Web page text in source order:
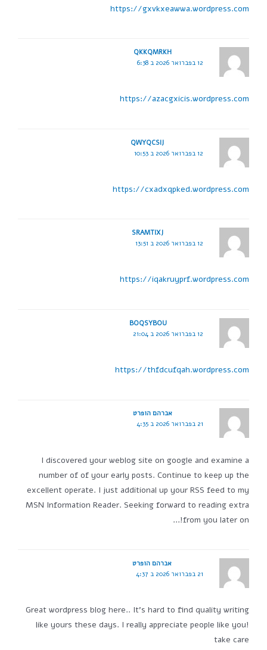
https://gxvkxeawwa.wordpress.com
QKKQMRKH
12 בפברואר 2026 ב 6:38
https://azacgxicis.wordpress.com
QWYQCSIJ
12 בפברואר 2026 ב 10:53
https://cxadxqpked.wordpress.com
SRAMTIXJ
12 בפברואר 2026 ב 13:51
https://iqakruyprf.wordpress.com
BOQSYBOU
12 בפברואר 2026 ב 21:04
https://thfdcufqah.wordpress.com
אברהם הופרט
21 בפברואר 2026 ב 4:35
I discovered your weblog site on google and examine a
number of of your early posts. Continue to keep up the
excellent operate. I just additional up your RSS feed to my
MSN Information Reader. Seeking forward to reading extra
from you later on!…
אברהם הופרט
21 בפברואר 2026 ב 4:37
Great wordpress blog here.. It's hard to find quality writing
like yours these days. I really appreciate people like you!
take care